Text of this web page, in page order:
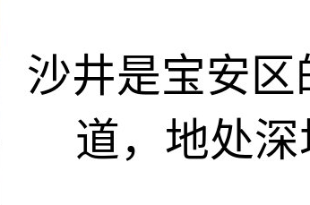
沙井是宝安
道，地处